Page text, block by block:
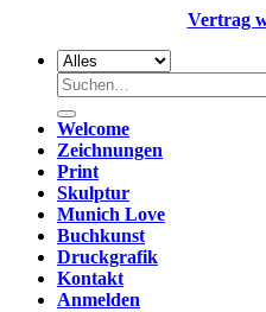
Vertrag
Suchen
nach:
Welcome
Zeichnungen
Print
Skulptur
Munich Love
Buchkunst
Druckgrafik
Kontakt
Anmelden